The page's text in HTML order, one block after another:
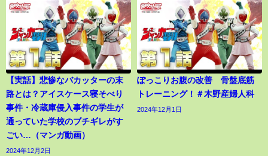
【実話】悲惨なバカッターの末
路とは？アイスケース寝そべり
事件・冷蔵庫侵入事件の学生が
通っていた学校のブチギレがす
ごい…（マンガ動画）
2024年12月2日
ぽっこりお腹の改善 骨盤底筋
トレーニング！＃木野産婦人科
2024年12月1日